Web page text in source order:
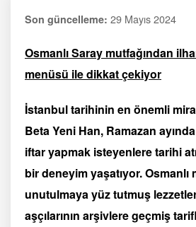
Son güncelleme: 29 Mayıs 2024
Osmanlı Saray mutfağından
menüsü ile dikkat çekiyor
İstanbul tarihinin en önemli
Beta Yeni Han, Ramazan
iftaryapmak isteyenleretarihi
bir deneyim yaşatıyor.Osmanlı
unutulmaya yüz tutmuş
aşçılarının arşivlere geçmiş